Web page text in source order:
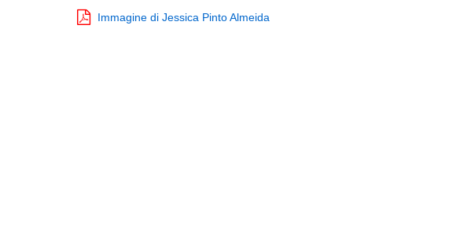
Immagine di Jessica Pinto Almeida